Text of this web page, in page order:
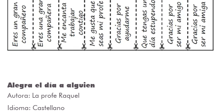
Alegra el día a alguien
Autora: La profe Raquel
Idioma: Castellano